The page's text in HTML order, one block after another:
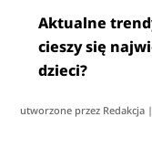
Aktualne
cieszy się
dzieci?
utworzone przez Redakcja |